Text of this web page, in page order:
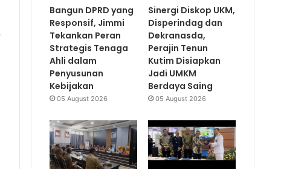
Bangun DPRD yang
Responsif, Jimmi
Tekankan Peran
Strategis Tenaga
Ahli dalam
Penyusunan
Kebijakan
05 August 2026
Sinergi Diskop UKM,
Disperindag dan
Dekranasda,
Perajin Tenun
Kutim Disiapkan
Jadi UMKM
Berdaya Saing
05 August 2026